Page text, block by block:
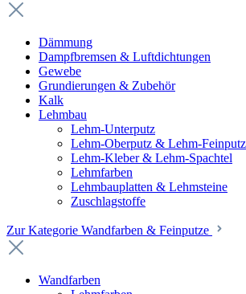
Dämmung
Dampfbremsen & Luftdichtungen
Gewebe
Grundierungen & Zubehör
Kalk
Lehmbau
Lehm-Unterputz
Lehm-Oberputz & Lehm-Feinputz
Lehm-Kleber & Lehm-Spachtel
Lehmfarben
Lehmbauplatten & Lehmsteine
Zuschlagstoffe
Zur Kategorie Wandfarben & Feinputze
Wandfarben